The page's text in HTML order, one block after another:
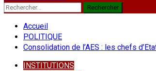
Rechercher :
Accueil
POLITIQUE
Consolidation de l’AES : les chefs
INSTITUTIONS